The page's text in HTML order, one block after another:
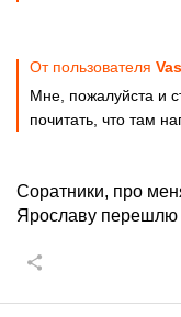
От пользователя
Мне, пожалуйста и
почитать, что там
Соратники, про
Ярославу перешлю